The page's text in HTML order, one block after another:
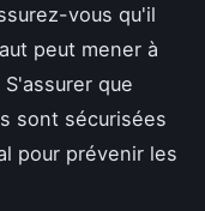
vous qu'il
peut mener à
que
sont sécurisées
pour prévenir les